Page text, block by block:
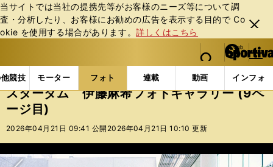
当サイトでは当社の提携先等がお客様のニーズ等について調
査・分析したり、お客様にお勧めの広告を表⽰する⽬的で Co
okie を使⽤する場合があります。詳しくはこちら
閉じ
る
web Sportiva (webスポルティーバ)
検索
マイペ
ー
ジ
メニュ
競技 モーター フォト 連載 動画 インフォ
b
ス
ポ
ル
バ
フォトギャラリー スターダム 伊藤麻希フォトギャラ
スターダム 伊藤麻希フォトギャラリー (9ペ
ージ目)
2026年04月21日 09:41 公開 2026年04月21日 10:10 更新